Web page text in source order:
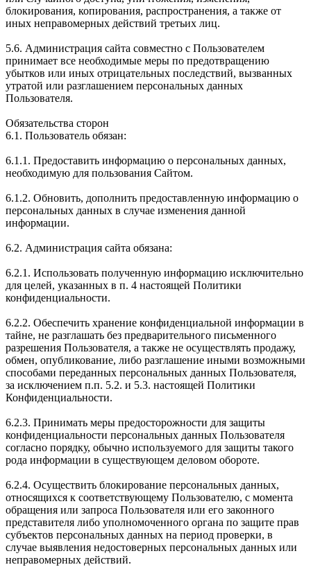
блокирования, копирования, распространения, а также от
иных неправомерных действий третьих лиц.
5.6. Администрация сайта совместно с Пользователем
принимает все необходимые меры по предотвращению
убытков или иных отрицательных последствий, вызванных
утратой или разглашением персональных данных
Пользователя.
Обязательства сторон
6.1. Пользователь обязан:
6.1.1. Предоставить информацию о персональных данных,
необходимую для пользования Сайтом.
6.1.2. Обновить, дополнить предоставленную информацию о
персональных данных в случае изменения данной
информации.
6.2. Администрация сайта обязана:
6.2.1. Использовать полученную информацию исключительно
для целей, указанных в п. 4 настоящей Политики
конфиденциальности.
6.2.2. Обеспечить хранение конфиденциальной информации в
тайне, не разглашать без предварительного письменного
разрешения Пользователя, а также не осуществлять продажу,
обмен, опубликование, либо разглашение иными возможными
способами переданных персональных данных Пользователя,
за исключением п.п. 5.2. и 5.3. настоящей Политики
Конфиденциальности.
6.2.3. Принимать меры предосторожности для защиты
конфиденциальности персональных данных Пользователя
согласно порядку, обычно используемого для защиты такого
рода информации в существующем деловом обороте.
6.2.4. Осуществить блокирование персональных данных,
относящихся к соответствующему Пользователю, с момента
обращения или запроса Пользователя или его законного
представителя либо уполномоченного органа по защите прав
субъектов персональных данных на период проверки, в
случае выявления недостоверных персональных данных или
неправомерных действий.